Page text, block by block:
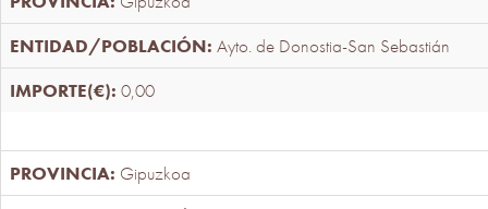
Ayto. de Donostia-San Sebastián
0,00
Gipuzkoa